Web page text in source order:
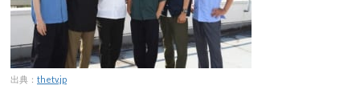
出典： thetv.jp